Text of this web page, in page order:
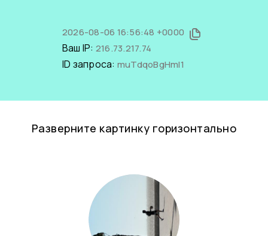
2026-08-06 16:56:48 +0000
Ваш IP: 216.73.217.74
ID запроса: muTdqoBgHmI1
Разверните картинку горизонтально